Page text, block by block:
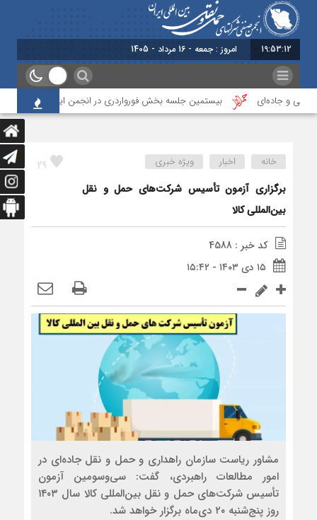
19:53:13 برابر
و جاده‌ای بیستمین جلسه بخش فورواردری در انجمن ایران برگزار شد
29 خانه اخبار ویژه خبری
برگزاری آزمون تأسیس شرکت‌های حمل و نقل
بین‌المللی کالا
کد خبر : 4588
۱۵ دی ۱۴۰۳ - ۱۵:۴۲
مشاور ریاست سازمان راهداری و حمل و نقل جاده‌ای در
امور مطالعات راهبردی، گفت: سی‌و‌سومین آزمون
تأسیس شرکت‌های حمل و نقل بین‌المللی کالا سال ۱۴۰۳
روز پنج‌شنبه ۲۰ دی‌ماه برگزار خواهد شد.